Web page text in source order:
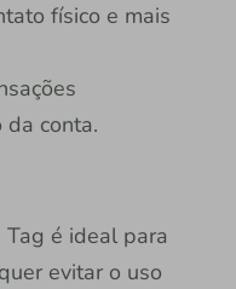
físico e mais
conta.
é ideal para
evitar o uso